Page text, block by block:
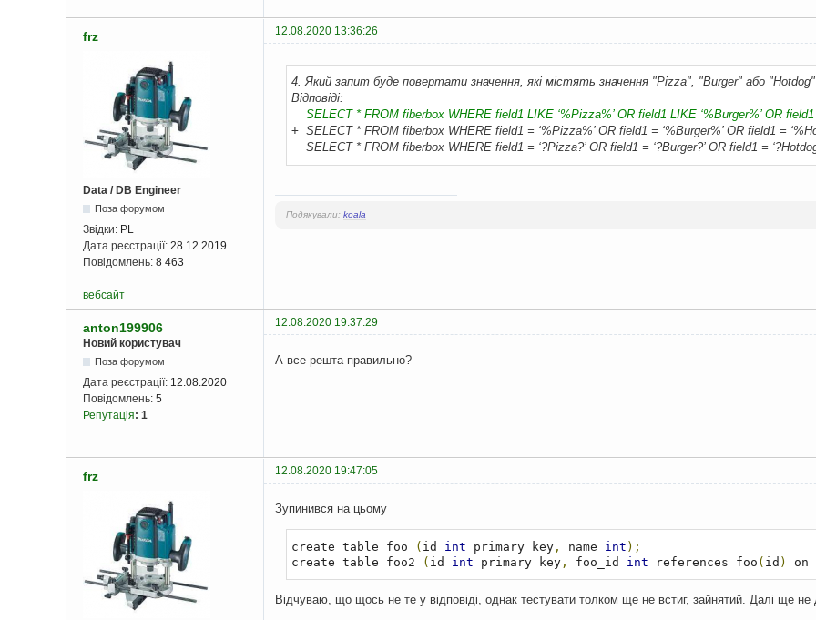
frz 12.08.2020 13:36:26
Data / DB Engineer
Поза форумом
Звідки: PL
Дата реєстрації: 28.12.2019
Повідомлень: 8 463
4. Який запит буде повертати значення, які містять значення "Pizza", "Burger" або
Відповіді:
SELECT * FROM fiberbox WHERE field1 LIKE ‘%Pizza%’ OR field1 LIKE ‘%Burger%’ OR field1
+ SELECT * FROM fiberbox WHERE field1 = ‘%Pizza%’ OR field1 = ‘%Burger%’ OR field1 =
SELECT * FROM fiberbox WHERE field1 = ‘?Pizza?’ OR field1 = ‘?Burger?’ OR field1 =
Подякували: koala
вебсайт
anton199906
12.08.2020 19:37:29
Новий користувач
Поза форумом
Дата реєстрації: 12.08.2020
Повідомлень: 5
Репутація: 1
А все решта правильно?
frz 12.08.2020 19:47:05
Зупинився на цьому
create table foo ( id int primary key, name int );
create table foo2
( id int primary key, foo_id int references foo ( id ) on
Відчуваю, що щось не те у відповіді, однак тестувати толком ще не встиг, зайнятий. Далі ще не